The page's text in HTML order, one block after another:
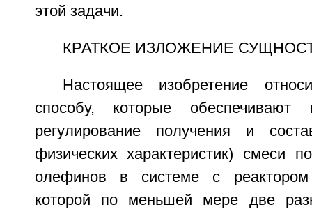
этой задачи.
КРАТКОЕ ИЗЛОЖЕНИЕ
Настоящее изобретение
способу, которые обеспечивают
регулирование получения и
физических характеристик) смеси
олефинов в системе с
которой по меньшей мере две